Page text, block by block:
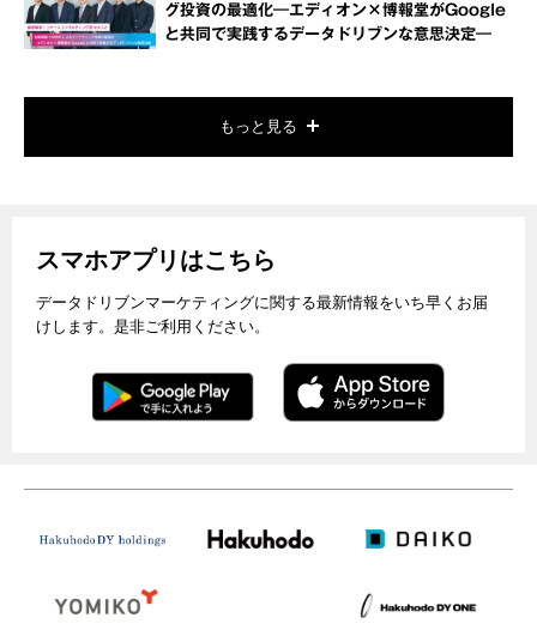
グ投資の最適化―エディオン×博報堂がGoogle
と共同で実践するデータドリブンな意思決定―
もっと見る
スマホアプリはこちら
データドリブンマーケティングに関する最新情報をいち早くお届
けします。是非ご利用ください。